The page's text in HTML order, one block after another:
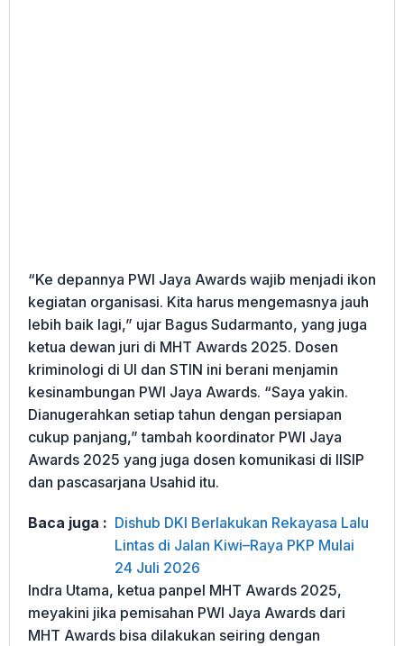
“Ke depannya PWI Jaya Awards wajib menjadi ikon
kegiatan organisasi. Kita harus mengemasnya jauh
lebih baik lagi,” ujar Bagus Sudarmanto, yang juga
ketua dewan juri di MHT Awards 2025. Dosen
kriminologi di UI dan STIN ini berani menjamin
kesinambungan PWI Jaya Awards. “Saya yakin.
Dianugerahkan setiap tahun dengan persiapan
cukup panjang,” tambah koordinator PWI Jaya
Awards 2025 yang juga dosen komunikasi di IISIP
dan pascasarjana Usahid itu.
Baca juga : Dishub DKI Berlakukan Rekayasa Lalu
Lintas di Jalan Kiwi–Raya PKP Mulai
24 Juli 2026
Indra Utama, ketua panpel MHT Awards 2025,
meyakini jika pemisahan PWI Jaya Awards dari
MHT Awards bisa dilakukan seiring dengan